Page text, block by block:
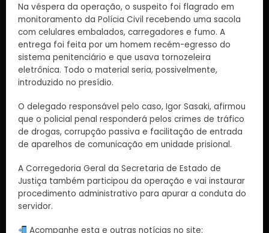
Na véspera da operação, o suspeito foi flagrado em
monitoramento da Polícia Civil recebendo uma sacola
com celulares embalados, carregadores e fumo. A
entrega foi feita por um homem recém-egresso do
sistema penitenciário e que usava tornozeleira
eletrônica. Todo o material seria, possivelmente,
introduzido no presídio.
O delegado responsável pelo caso, Igor Sasaki, afirmou
que o policial penal responderá pelos crimes de tráfico
de drogas, corrupção passiva e facilitação de entrada
de aparelhos de comunicação em unidade prisional.
A Corregedoria Geral da Secretaria de Estado de
Justiça também participou da operação e vai instaurar
procedimento administrativo para apurar a conduta do
servidor.
Acompanhe esta e outras notícias no site: